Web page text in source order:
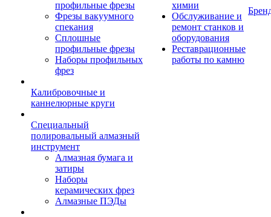
профильные фрезы
Фрезы вакуумного
спекания
Сплошные
профильные фрезы
Наборы профильных
фрез
Калибровочные и
каннелюрные круги
Специальный
полировальный алмазный
инструмент
Алмазная бумага и
затиры
Наборы
керамических фрез
Алмазные ПЭДы
химии
Обслуживание и
ремонт станков и
оборудования
Реставрационные
работы по камню